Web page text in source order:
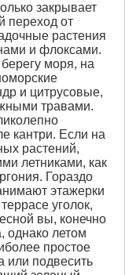
закрывает
переход от
растения
и флоксами.
моря, на
и цитрусовые,
травами.
кантри. Если на
растений,
летниками, как
Гораздо
этажерки
уголок,
вы, конечно
однако летом
простое
или подвесить